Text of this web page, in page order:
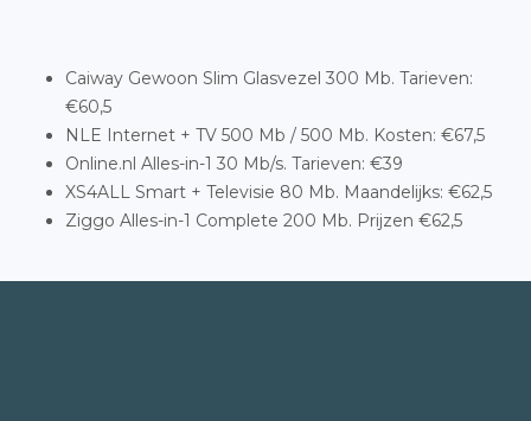
Caiway Gewoon Slim Glasvezel 300 Mb. Tarieven:
€60,5
NLE Internet + TV 500 Mb / 500 Mb. Kosten: €67,5
Online.nl Alles-in-1 30 Mb/s. Tarieven: €39
XS4ALL Smart + Televisie 80 Mb. Maandelijks: €62,5
Ziggo Alles-in-1 Complete 200 Mb. Prijzen €62,5